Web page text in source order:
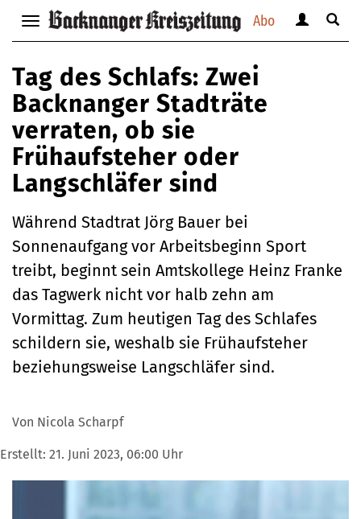
Abo
Navigation
anzeigen
verbergen
anzeigen
Suche
Tag des Schlafs: Zwei
Backnanger Stadträte
verraten, ob sie
Frühaufsteher oder
Langschläfer sind
Während Stadtrat Jörg Bauer bei
Sonnenaufgang vor Arbeitsbeginn Sport
treibt, beginnt sein Amtskollege Heinz Franke
das Tagwerk nicht vor halb zehn am
Vormittag. Zum heutigen Tag des Schlafes
schildern sie, weshalb sie Frühaufsteher
beziehungsweise Langschläfer sind.
Von Nicola Scharpf
Erstellt: 21. Juni 2023, 06:00 Uhr